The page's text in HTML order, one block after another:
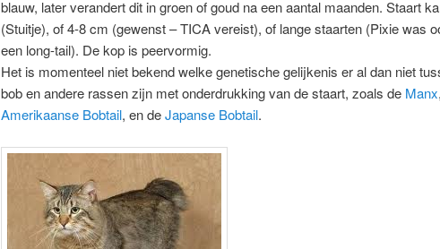
blauw, later verandert dit in groen of goud na een aantal maanden. Staart
(Stuitje), of 4-8 cm (gewenst – TICA vereist), of lange staarten (Pixie was
een long-tail). De kop is peervormig.
Het is momenteel niet bekend welke genetische gelijkenis er al dan niet
bob en andere rassen zijn met onderdrukking van de staart, zoals de Manx
Amerikaanse Bobtail, en deJapanse Bobtail.